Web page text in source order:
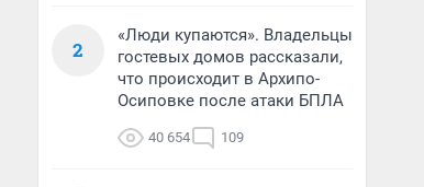
2
«Люди купаются». Владельцы
гостевых домов рассказали,
что происходит в Архипо-
Осиповке после атаки БПЛА
40 654 109